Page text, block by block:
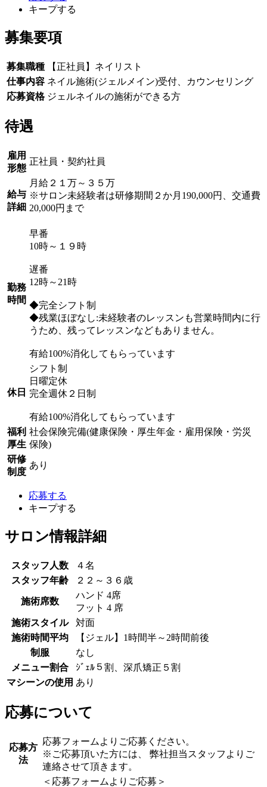
キープする
募集要項
募集職種
【正社員】ネイリスト
仕事内容 ネイル施術(ジェルメイン)受付、カウンセリング
応募資格 ジェルネイルの施術ができる方
待遇
雇用
形態
正社員・契約社員
給与
詳細
月給２１万～３５万
※サロン未経験者は研修期間２か月190,000円、交通費
20,000円まで
勤務
時間
早番
10時～１９時
遅番
12時～21時
◆完全シフト制
◆残業ほぼなし:未経験者のレッスンも営業時間内に行
うため、残ってレッスンなどもありません。
有給100%消化してもらっています
休日
シフト制
日曜定休
完全週休２日制
有給100%消化してもらっています
福利
厚生
社会保険完備(健康保険・厚生年金・雇用保険・労災
保険)
研修
制度
あり
応募する
キープする
サロン情報詳細
スタッフ人数
４名
スタッフ年齢
２２～３６歳
施術席数
ハンド 4席
フット 4 席
施術スタイル
対面
施術時間平均
【ジェル】1時間半～2時間前後
制服
なし
メニュー割合
ｼﾞｪﾙ５割、深爪矯正５割
マシーンの使用 あり
応募について
応募方
法
応募フォームよりご応募ください。
※ご応募頂いた方には、 弊社担当スタッフよりご
連絡させて頂きます。
＜応募フォームよりご応募＞